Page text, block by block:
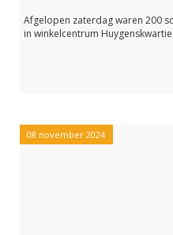
Afgelopen zaterdag waren 200
in winkelcentrum
08 november 2024